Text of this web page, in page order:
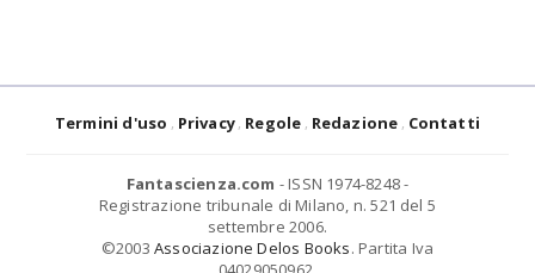
Termini d'uso Privacy Regole Redazione Contatti
Fantascienza.com - ISSN 1974-8248 -
Registrazione tribunale di Milano, n. 521 del 5
settembre 2006.
©2003 Associazione Delos Books. Partita Iva